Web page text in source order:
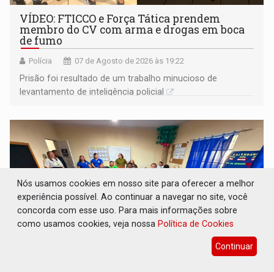
VÍDEO: FTICCO e Força Tática prendem
membro do CV com arma e drogas em boca
de fumo
Polícia 07 de Agosto de 2026 às 19:22
Prisão foi resultado de um trabalho minucioso de
levantamento de inteligência policial
Nós usamos cookies em nosso site para oferecer a melhor
experiência possível. Ao continuar a navegar no site, você
concorda com esse uso. Para mais informações sobre
como usamos cookies, veja nossa Política de Cookies
Continuar